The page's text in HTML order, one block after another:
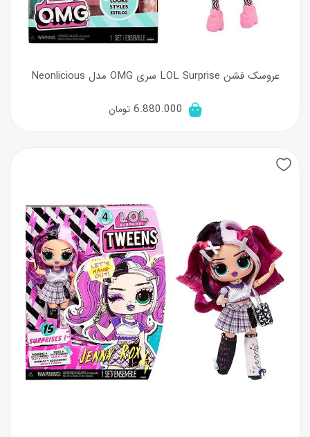
عروسک فشن LOL Surprise سری OMG مدل Neonlicious
6.880.000 تومان